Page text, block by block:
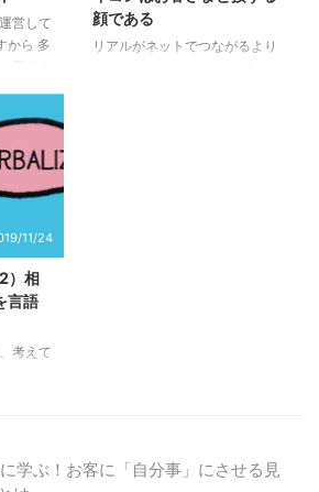
、 ソ
ったと
の情
自分で何をどうやって投稿したら
いいか、 何が惹き付ける投稿な
のか、分らない。 そんな時は当
営して
から 多
とはや
でつな
件に
ないこ
せ
を立て
があれ
かし
を押し
ント
顔である
リアルがネットでつながるより
11/24
）相
言語
考えて
が素晴
り感
学ぶ！お客に「自分事」にさせる見